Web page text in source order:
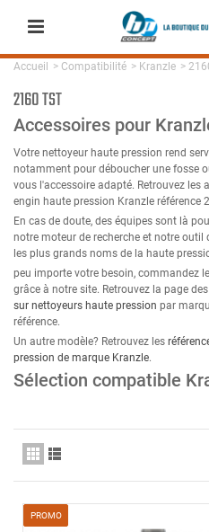
Accueil > Compatibilité > Kranzle >
2160 TST
Accessoires pour
Votre nettoyeur haute pression rend
notamment pour déboucher une fosse
vous l'accessoire adapté. Retrouvez les
engin haute pression Kranzle référence
En cas de doute, des équipes sont là
notre moteur de recherche et notre outil
les plus grands noms de la haute
peu importe votre besoin, commandez
grâce à notre site. Retrouvez la page des
sur nettoyeurs haute pression par
référence.
Un autre modèle? Retrouvez les
pression de marque Kranzle.
Sélection compatible
PROMO